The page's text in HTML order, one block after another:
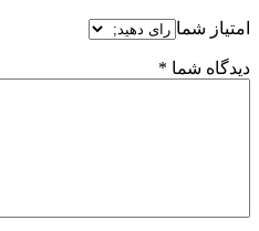
امتیاز شما
دیدگاه شما *